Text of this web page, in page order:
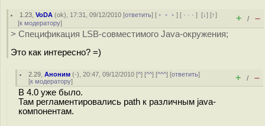
1.23 ,VoDA (ok), 17:31, 09/12/2010 [ответить] [ ﹢﹢﹢] [ · · ·][↓] [↑]
[к модератору] + / –
> Спецификация LSB-совместимого Java-окружения;
Это как интересно? =)
2.29 ,Аноним (-), 20:47, 09/12/2010 [^] [^^] [^^^] [ответить]
[к модератору] + / –
В 4.0 уже было.
Там регламентировались path к различным java-
компонентам.